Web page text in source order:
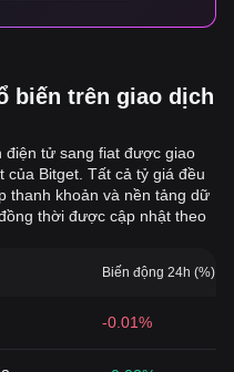
biến trên giao dịch
điện tử sang fiat được giao
Bitget. Tất cả tỷ giá đều
thanh khoản và nền tảng dữ
thời được cập nhật theo
Biến động 24h (%)
-0.01%